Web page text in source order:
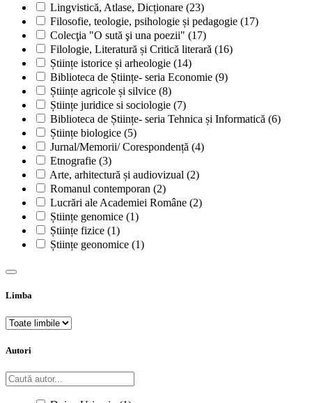
Lingvistică, Atlase, Dicționare (23)
Filosofie, teologie, psihologie și pedagogie (17)
Colecţia "O sută şi una poezii" (17)
Filologie, Literatură și Critică literară (16)
Științe istorice și arheologie (14)
Biblioteca de Științe- seria Economie (9)
Științe agricole și silvice (8)
Științe juridice si sociologie (7)
Biblioteca de Științe- seria Tehnica și Informatică (6)
Științe biologice (5)
Jurnal/Memorii/ Corespondență (4)
Etnografie (3)
Arte, arhitectură și audiovizual (2)
Romanul contemporan (2)
Lucrări ale Academiei Române (2)
Științe genomice (1)
Științe fizice (1)
Științe geonomice (1)
Limba
Autori